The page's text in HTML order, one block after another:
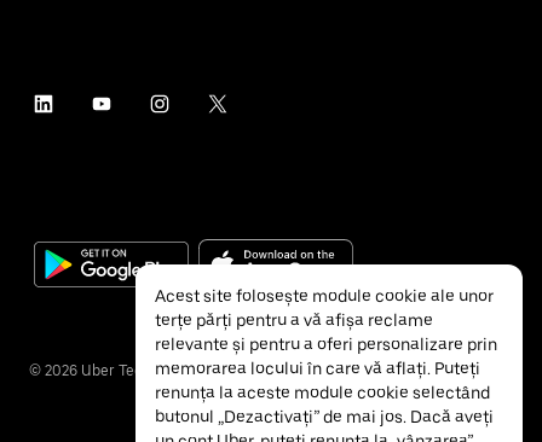
© 2026 Uber Technologies Inc.
Acest site folosește module cookie ale unor
terțe părți pentru a vă afișa reclame
relevante și pentru a oferi personalizare prin
memorarea locului în care vă aflați. Puteți
renunța la aceste module cookie selectând
butonul „Dezactivați” de mai jos. Dacă aveți